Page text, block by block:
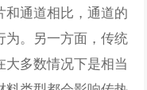
通道相比，通道的
为。另一方面，传统
多数情况下是相当